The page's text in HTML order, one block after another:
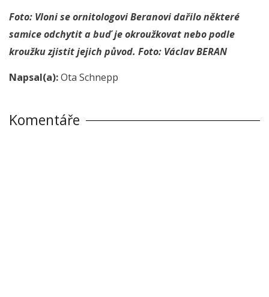
Foto: Vloni se ornitologovi Beranovi dařilo některé
samice odchytit a buď je okroužkovat nebo podle
kroužku zjistit jejich původ. Foto: Václav BERAN
Napsal(a):Ota Schnepp
Komentáře